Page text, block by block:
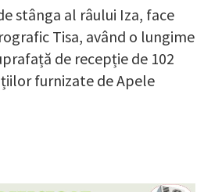
stânga al râului Iza, face
Tisa, având o lungime
de recepție de 102
furnizate de Apele